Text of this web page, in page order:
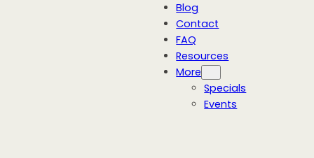
Blog
Contact
FAQ
Resources
More
Specials
Events